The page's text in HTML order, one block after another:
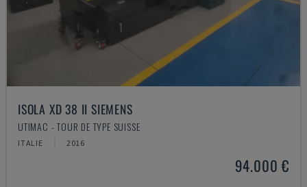
ISOLA XD 38 II SIEMENS
UTIMAC - TOUR DE TYPE SUISSE
ITALIE 2016
94.000 €